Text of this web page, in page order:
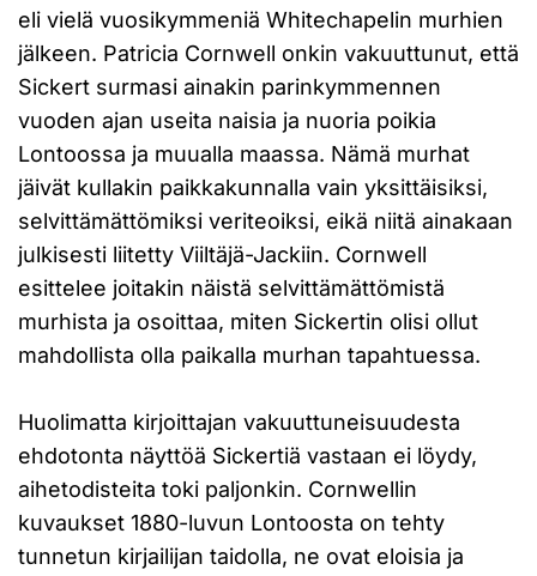
eli vielä vuosikymmeniä Whitechapelin murhien
jälkeen. Patricia Cornwell onkin vakuuttunut, että
Sickert surmasi ainakin parinkymmennen
vuoden ajan useita naisia ja nuoria poikia
Lontoossa ja muualla maassa. Nämä murhat
jäivät kullakin paikkakunnalla vain yksittäisiksi,
selvittämättömiksi veriteoiksi, eikä niitä ainakaan
julkisesti liitetty Viiltäjä-Jackiin. Cornwell
esittelee joitakin näistä selvittämättömistä
murhista ja osoittaa, miten Sickertin olisi ollut
mahdollista olla paikalla murhan tapahtuessa.
Huolimatta kirjoittajan vakuuttuneisuudesta
ehdotonta näyttöä Sickertiä vastaan ei löydy,
aihetodisteita toki paljonkin. Cornwellin
kuvaukset 1880-luvun Lontoosta on tehty
tunnetun kirjailijan taidolla, ne ovat eloisia ja